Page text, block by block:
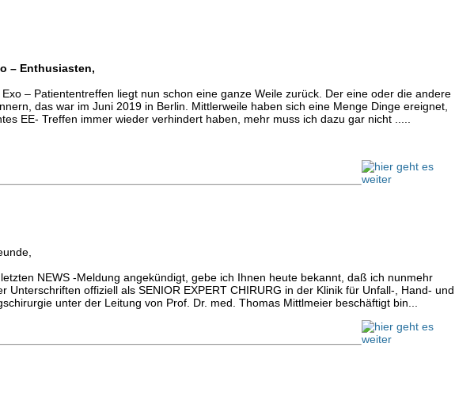
– Enthusiasten,
– Patiententreffen liegt nun schon eine ganze Weile zurück. Der eine oder die andere
das war im Juni 2019 in Berlin. Mittlerweile haben sich eine Menge Dinge ereignet,
EE- Treffen immer wieder verhindert haben, mehr muss ich dazu gar nicht .....
NEWS -Meldung angekündigt, gebe ich Ihnen heute bekannt, daß ich nunmehr
Unterschriften offiziell als SENIOR EXPERT CHIRURG in der Klinik für Unfall-, Hand- und
unter der Leitung von Prof. Dr. med. Thomas Mittlmeier beschäftigt bin...